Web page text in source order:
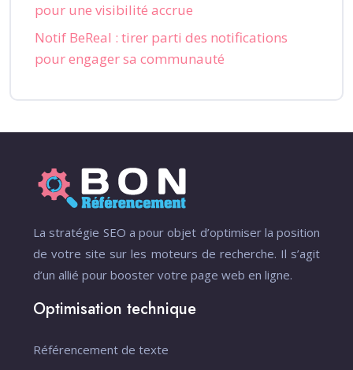
pour une visibilité accrue
Notif BeReal : tirer parti des notifications
pour engager sa communauté
La stratégie SEO a pour objet d’optimiser la position
de votre site sur les moteurs de recherche. Il s’agit
d’un allié pour booster votre page web en ligne.
Optimisation technique
Référencement de texte